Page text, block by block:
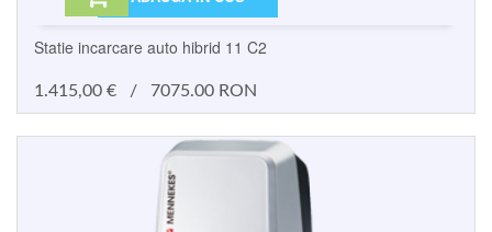
Statie incarcare auto hibrid 11 C2
1.415,00 € / 7075.00 RON